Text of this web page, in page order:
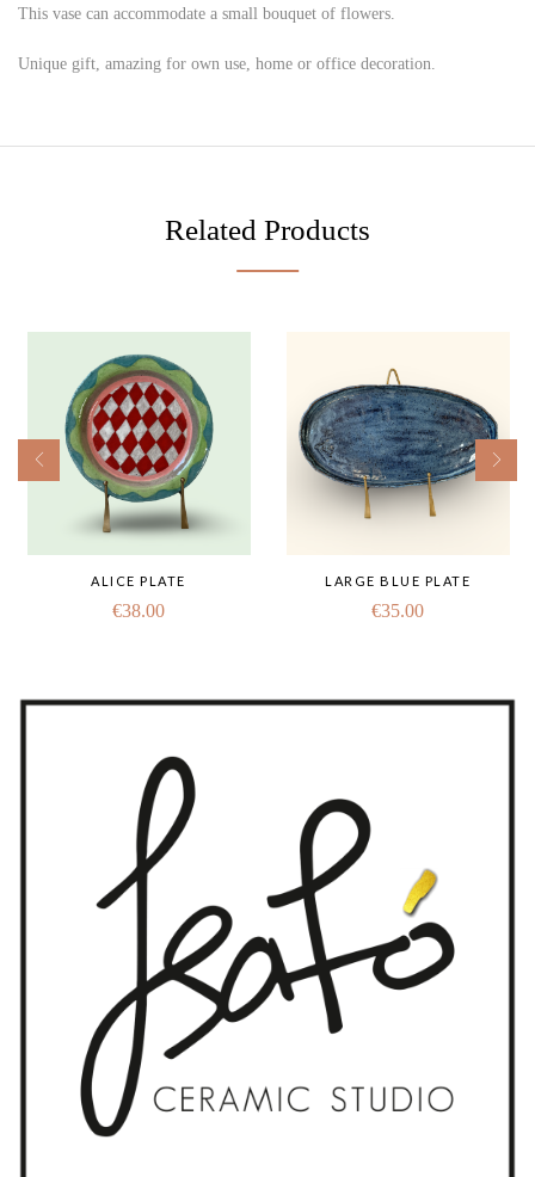
This vase can accommodate a small bouquet of flowers.
Unique gift, amazing for own use, home or office decoration.
Related Products
ALICE PLATE
€38.00
LARGE BLUE PLATE
€35.00